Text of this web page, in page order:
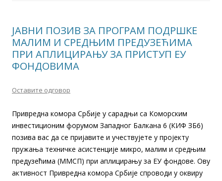
ЈАВНИ ПОЗИВ ЗА ПРОГРАМ ПОДРШКЕ
МАЛИМ И СРЕДЊИМ ПРЕДУЗЕЋИМА
ПРИ АПЛИЦИРАЊУ ЗА ПРИСТУП ЕУ
ФОНДОВИМА
Оставите одговор
Привредна комора Србије у сарадњи са Коморским
инвестиционим форумом Западног Балкана 6 (КИФ ЗБ6)
позива вас да се пријавите и учествујете у пројекту
пружања техничке асистенције микро, малим и средњим
предузећима (ММСП) при аплицирању за ЕУ фондове. Ову
активност Привредна комора Србије спроводи у оквиру